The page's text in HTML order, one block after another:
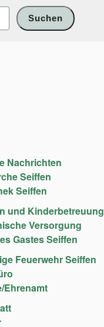
Nachrichten
Seiffen
Seiffen
und Kinder­betreuung
Versorgung
Gastes Seiffen
Feuerwehr Seiffen
Ehrenamt